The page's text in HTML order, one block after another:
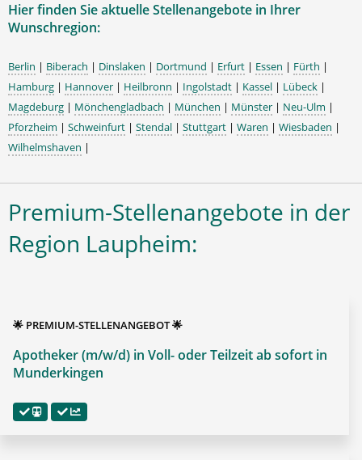
Hier finden Sie aktuelle Stellenangebote in Ihrer
Wunschregion:
Berlin | Biberach | Dinslaken | Dortmund | Erfurt | Essen | Fürth |
Hamburg | Hannover | Heilbronn | Ingolstadt | Kassel | Lübeck |
Magdeburg | Mönchengladbach | München | Münster | Neu-Ulm |
Pforzheim | Schweinfurt | Stendal | Stuttgart | Waren | Wiesbaden |
Wilhelmshaven |
Premium-Stellenangebote in der
Region Laupheim:
🌟 PREMIUM-STELLENANGEBOT 🌟
Apotheker (m/w/d) in Voll- oder Teilzeit ab sofort in
Munderkingen